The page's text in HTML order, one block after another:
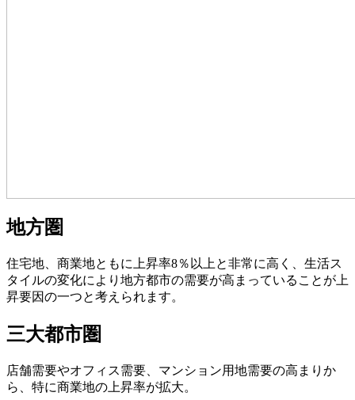
地方圏
住宅地、商業地ともに上昇率8％以上と非常に高く、生活ス
タイルの変化により地方都市の需要が高まっていることが上
昇要因の一つと考えられます。
三大都市圏
店舗需要やオフィス需要、マンション用地需要の高まりか
ら、特に商業地の上昇率が拡大。